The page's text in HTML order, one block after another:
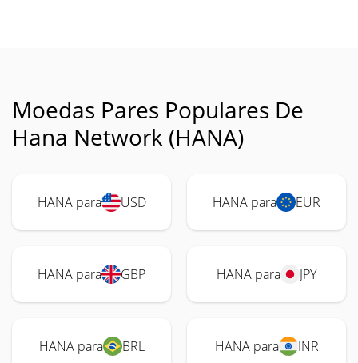
Moedas Pares Populares De
Hana Network (HANA)
HANA para USD HANA para EUR
HANA para GBP HANA para JPY
HANA para BRL HANA para INR